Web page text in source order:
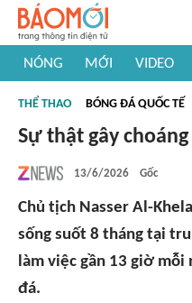
NÓNG MỚI VIDEO
#Khám phá thế giới
THỂ THAO BÓNG ĐÁ QUỐC TẾ
Sự thật gây
13/6/2026 Gốc
Chủ tịch Nasser Al-
sống suốt 8 tháng tại
làm việc gần 13 giờ mỗi
đá.